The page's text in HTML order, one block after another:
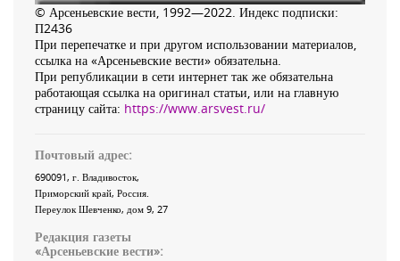
© Арсеньевские вести, 1992—2022. Индекс подписки:
П2436
При перепечатке и при другом использовании материалов,
ссылка на «Арсеньевские вести» обязательна.
При републикации в сети интернет так же обязательна
работающая ссылка на оригинал статьи, или на главную
страницу сайта: https://www.arsvest.ru/
Почтовый адрес:
690091, г. Владивосток,
Приморский край, Россия
Переулок Шевченко, дом 9, 27
Редакция газеты
«Арсеньевские вести»: